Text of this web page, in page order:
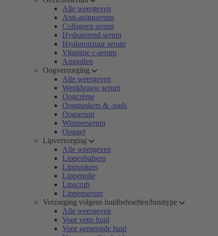
Alle weergeven
Anti-agingserum
Collageen serum
Hydraterend serum
Hyaluronzuur serum
Vitamine c-serum
Ampullen
Oogverzorging
Alle weergeven
Wenkbrauw serum
Oogcrème
Oogmaskers & -pads
Oogserum
Wimperserum
Ooggel
Lipverzorging
Alle weergeven
Lippenbalsem
Lipmaskers
Lippenolie
Lipscrub
Lippenserum
Verzorging volgens huidbehoeften/huidtype
Alle weergeven
Voor vette huid
Voor gemengde huid